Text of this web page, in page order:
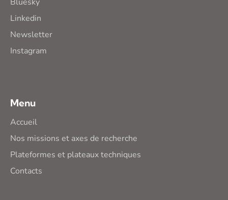
Linkedin
Newsletter
Instagram
Menu
Accueil
Nos missions et axes de recherche
Plateformes et plateaux techniques
Contacts